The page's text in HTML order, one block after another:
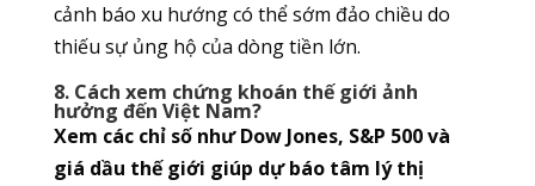
cảnh báo xu hướng có thể sớm đảo chiều do
thiếu sự ủng hộ của dòng tiền lớn.
8. Cách xem chứng khoán thế giới ảnh
hưởng đến Việt Nam?
Xem các chỉ số như Dow Jones, S&P 500 và
giá dầu thế giới giúp dự báo tâm lý thị